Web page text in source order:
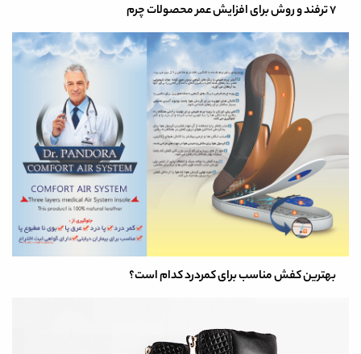
7 ترفند و روش برای افزایش عمر محصولات چرم
بهترین کفش مناسب برای کمردرد کدام است؟